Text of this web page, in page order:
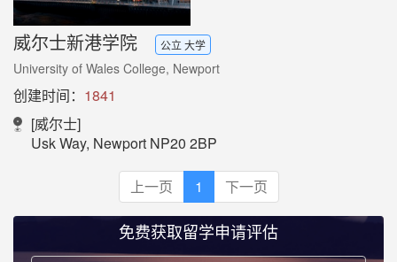
威尔士新港学院 公立 大学
University of Wales College, Newport
创建时间： 1841
[威尔士]
Usk Way, Newport NP20 2BP
上一页 1 下一页
免费获取留学申请评估